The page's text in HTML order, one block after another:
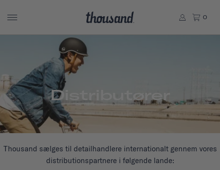
0
Distributører
Thousand sælges til detailhandlere internationalt gennem vores
distributionspartnere i følgende lande: